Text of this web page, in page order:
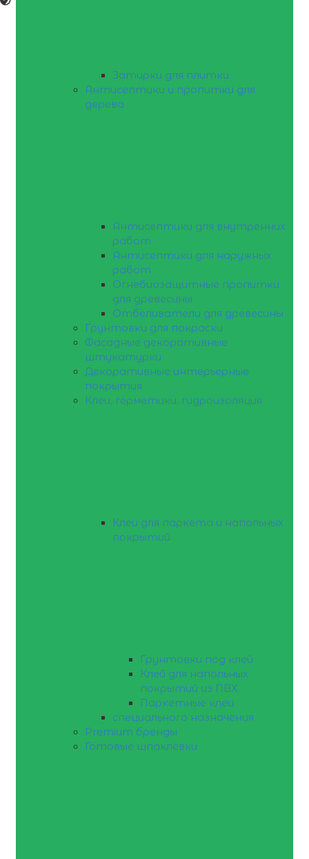
Затирки для плитки
Антисептики и пропитки для
дерева
Антисептики для внутренних
работ
Антисептики для наружных
работ
Огнебиозащитные пропитки
для древесины
Отбеливатели для древесины
Грунтовки для покраски
Фасадные декоративные
штукатурки
Декоративные интерьерные
покрытия
Клеи, герметики, гидроизоляция
Клеи для паркета и напольных
покрытий
Грунтовки под клей
Клей для напольных
покрытий из ПВХ
Паркетные клеи
специального назначения
Premium бренды
Готовые шпаклевки